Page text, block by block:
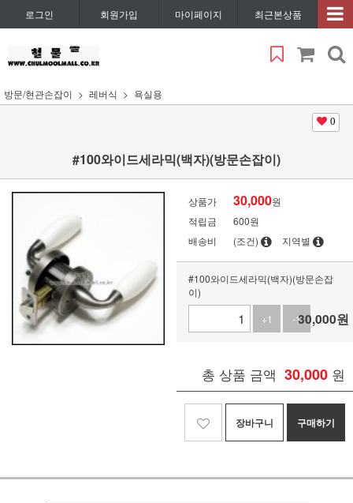
로그인 회원가입 마이페이지 최근본상품
방문/현관손잡이 레버식 욕실용
0
#100와이드세라믹(백자)(방문손잡이)
상품가 30,000원
적립금
600원
배송비
(조건) 지역별
#100와이드세라믹(백자)(방문손잡
이)
+1
-130,000원
총 상품 금액 30,000 원
장바구니 구매하기